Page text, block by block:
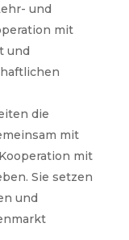
und
mit
und
die
mit
mit
Sie setzen
und